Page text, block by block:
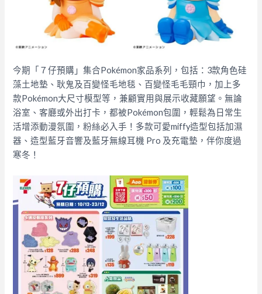
今期「７仔預購」集合Pokémon家品系列，包括：3款角色硅
藻土地墊、耿鬼及百變怪毛地毯、百變怪毛毛頸巾，加上多
款Pokémon大尺寸模型等，兼顧實用與展示收藏願望。無論
浴室、客廳或外出打卡，都被Pokémon包圍，輕鬆為日常生
活增添動漫氛圍，粉絲必入手！多款可愛miffy造型包括加濕
器、造型藍牙音響及藍牙無線耳機 Pro 及充電墊，伴你度過
寒冬！